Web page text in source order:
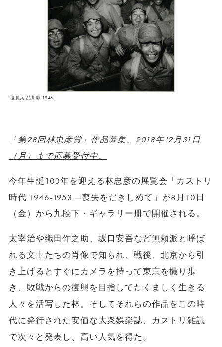
復員兵 品川駅 1946
「第28回林忠彦賞」作品募集、2018年12月31日
（月）まで応募受付中。
今年生誕 100年を迎える林忠彦の展覧会「カストリ
時代 1946-1953―喪失をだきしめて」が8 月 10日
（金）から九段下・ギャラリー册で開催される。
太宰治や織田作之助、坂口安吾など無頼派と呼ば
れる文士たちの肖像で知られ、戦後、北京から引
き上げるとすぐにカメラを持って東京を撮り歩
き、敗戦からの復興を目指してたくましく生きる
人々を活写した林。そしてそれらの作品をこの時
代に発行された安価な大衆娯楽誌、カストリ雑誌
で次々と発表し、高い人気を得た。